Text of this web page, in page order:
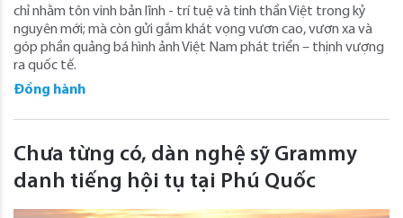
chỉ nhằm tôn vinh bản lĩnh - trí tuệ và tinh thần Việt trong kỷ
nguyên mới; mà còn gửi gắm khát vọng vươn cao, vươn xa và
góp phần quảng bá hình ảnh Việt Nam phát triển – thịnh vượng
ra quốc tế.
Đồng hành
Chưa từng có, dàn nghệ sỹ Grammy
danh tiếng hội tụ tại Phú Quốc